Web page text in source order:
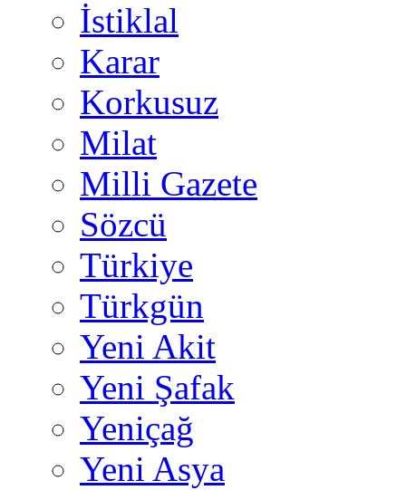
İstiklal
Karar
Korkusuz
Milat
Milli Gazete
Sözcü
Türkiye
Türkgün
Yeni Akit
Yeni Şafak
Yeniçağ
Yeni Asya